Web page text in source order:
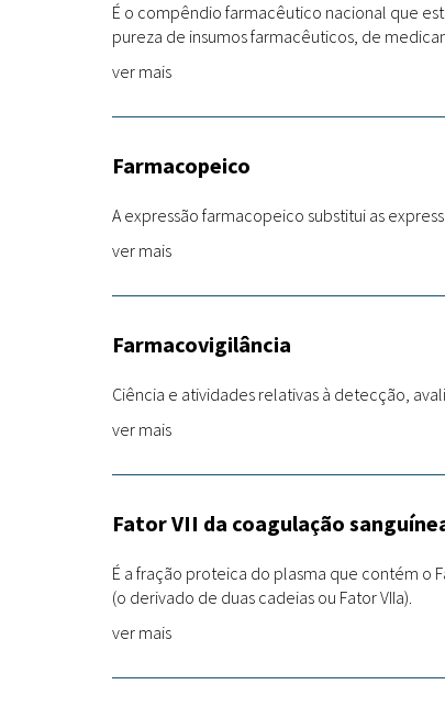
É o compêndio farmacêutico nacional que
pureza de insumos farmacêuticos, de
ver mais
Farmacopeico
A expressão farmacopeico substitui as
ver mais
Farmacovigilância
Ciência e atividades relativas à detecção,
ver mais
Fator VII da coagulação
É a fração proteica do plasma que contém o
(o derivado de duas cadeias ou Fator VIIa).
ver mais